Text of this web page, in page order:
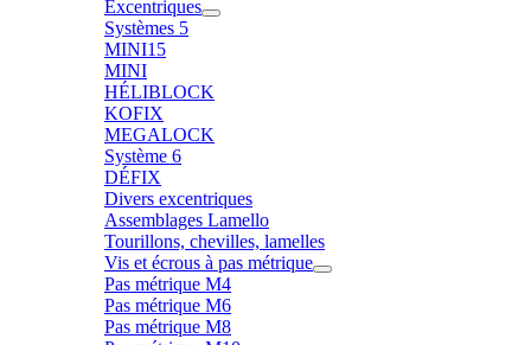
Excentriques
Systèmes 5
MINI15
MINI
HÉLIBLOCK
KOFIX
MEGALOCK
Système 6
DÉFIX
Divers excentriques
Assemblages Lamello
Tourillons, chevilles, lamelles
Vis et écrous à pas métrique
Pas métrique M4
Pas métrique M6
Pas métrique M8